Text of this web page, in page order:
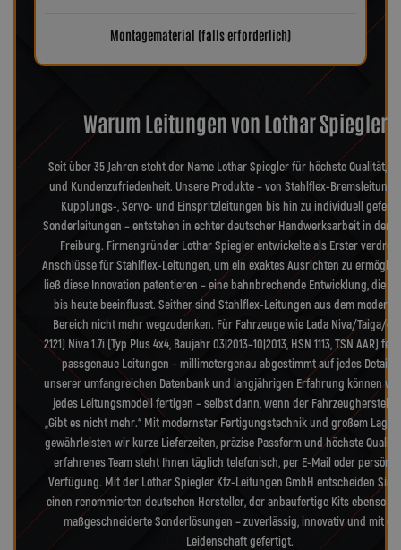
Montagematerial (falls erforderlich)
Warum Leitungen von Lothar Spiegler?
Seit über 35 Jahren steht der Name Lothar Spiegler für höchste Qualität,
und Kundenzufriedenheit. Unsere Produkte – von Stahlflex-
Kupplungs-, Servo- und Einspritzleitungen bis hin zu individuell
Sonderleitungen – entstehen in echter deutscher Handwerksarbeit in der
Freiburg. Firmengründer Lothar Spiegler entwickelte als Erster
Anschlüsse für Stahlflex-Leitungen, um ein exaktes Ausrichten zu
ließ diese Innovation patentieren – eine bahnbrechende Entwicklung, die
bis heute beeinflusst. Seither sind Stahlflex-Leitungen aus dem
Bereich nicht mehr wegzudenken. Für Fahrzeuge wie Lada Niva/Taiga/
2121) Niva 1.7i (Typ Plus 4x4, Baujahr 03|2013–10|2013, HSN 1113, TSN AAR)
passgenaue Leitungen – millimetergenau abgestimmt auf jedes Detail.
unserer umfangreichen Datenbank und langjährigen Erfahrung können
jedes Leitungsmodell fertigen – selbst dann, wenn der
„Gibt es nicht mehr.“ Mit modernster Fertigungstechnik und großem
gewährleisten wir kurze Lieferzeiten, präzise Passform und höchste
erfahrenes Team steht Ihnen täglich telefonisch, per E-Mail oder
Verfügung. Mit der Lothar Spiegler Kfz-Leitungen GmbH entscheiden Sie
einen renommierten deutschen Hersteller, der anbaufertige Kits ebenso
maßgeschneiderte Sonderlösungen – zuverlässig, innovativ und mit
Leidenschaft gefertigt.